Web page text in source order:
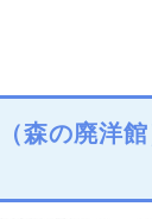
森の廃洋